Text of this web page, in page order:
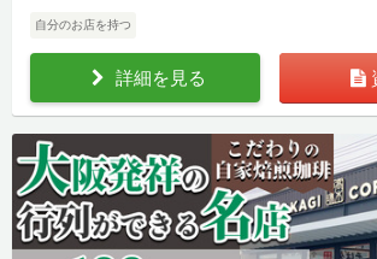
自分のお店を持つ
詳細を見る